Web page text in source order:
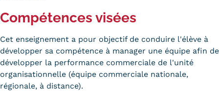
professionnels et personnels
(VAPP)
Infos pratiques
Compétences visées
Cet enseignement a pour objectif de conduire l'élève à
développer sa compétence à manager une équipe afin de
développer la performance commerciale de l'unité
organisationnelle (équipe commerciale nationale,
régionale, à distance).